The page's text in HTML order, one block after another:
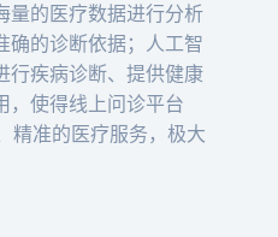
量的医疗数据进行分析
确的诊断依据；人工智
行疾病诊断、提供健康
，使得线上问诊平台
精准的医疗服务，极大